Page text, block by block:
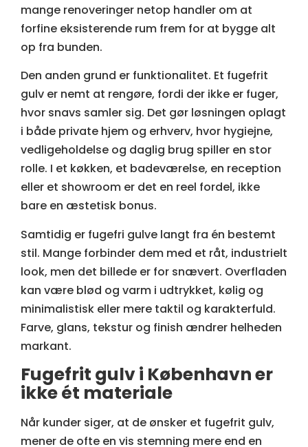
mange renoveringer netop handler om at
forfine eksisterende rum frem for at bygge alt
op fra bunden.
Den anden grund er funktionalitet. Et fugefrit
gulv er nemt at rengøre, fordi der ikke er fuger,
hvor snavs samler sig. Det gør løsningen oplagt
i både private hjem og erhverv, hvor hygiejne,
vedligeholdelse og daglig brug spiller en stor
rolle. I et køkken, et badeværelse, en reception
eller et showroom er det en reel fordel, ikke
bare en æstetisk bonus.
Samtidig er fugefri gulve langt fra én bestemt
stil. Mange forbinder dem med et råt, industrielt
look, men det billede er for snævert. Overfladen
kan være blød og varm i udtrykket, kølig og
minimalistisk eller mere taktil og karakterfuld.
Farve, glans, tekstur og finish ændrer helheden
markant.
Fugefrit gulv i København er
ikke ét materiale
Når kunder siger, at de ønsker et fugefrit gulv,
mener de ofte en vis stemning mere end en